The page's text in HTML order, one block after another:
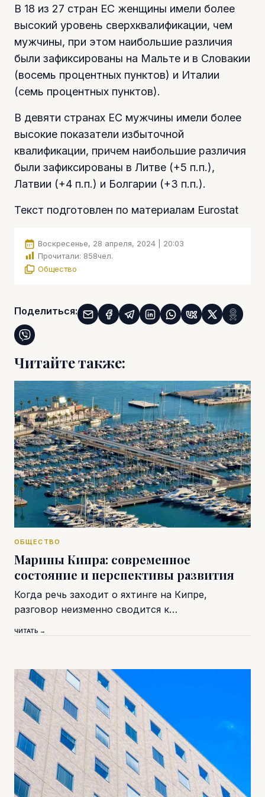
В 18 из 27 стран ЕС женщины имели более
высокий уровень сверхквалификации, чем
мужчины, при этом наибольшие различия
были зафиксированы на Мальте и в Словакии
(восемь процентных пунктов) и Италии
(семь процентных пунктов).
В девяти странах ЕС мужчины имели более
высокие показатели избыточной
квалификации, причем наибольшие различия
были зафиксированы в Литве (+5 п.п.),
Латвии (+4 п.п.) и Болгарии (+3 п.п.).
Текст подготовлен по материалам Eurostat
Воскресенье, 28 апреля, 2024 | 20:03
Прочитали: 858чел.
Общество
Поделиться:
Читайте также:
ОБЩЕСТВО
Марины Кипра: современное
состояние и перспективы развития
Когда речь заходит о яхтинге на Кипре,
разговор неизменно сводится к…
ЧИТАТЬ →